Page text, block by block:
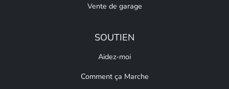
Vente de garage
SOUTIEN
Aidez-moi
Comment ça Marche